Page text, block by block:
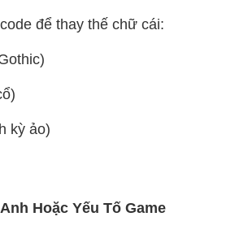
để thay thế chữ cái:
kỳ ảo)
Hoặc Yếu Tố Game